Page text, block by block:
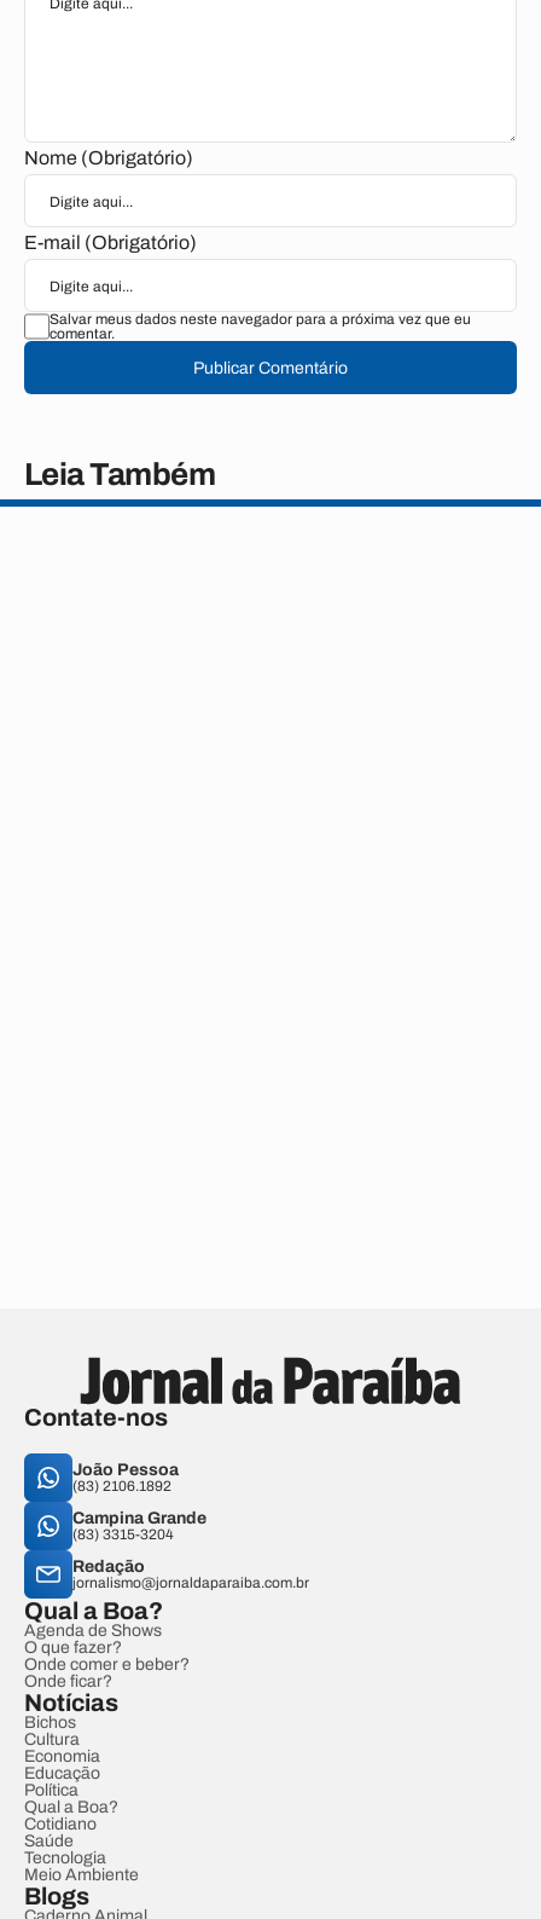
Nome (Obrigatório)
E-mail (Obrigatório)
Salvar meus dados neste navegador para a próxima vez que eu
comentar.
Publicar Comentário
Leia Também
Contate-nos
João Pessoa
(83) 2106.1892
Campina Grande
(83) 3315-3204
Redação
jornalismo@jornaldaparaiba.com.br
Qual a Boa?
Agenda de Shows
O que fazer?
Onde comer e beber?
Onde ficar?
Notícias
Bichos
Cultura
Economia
Educação
Política
Qual a Boa?
Cotidiano
Saúde
Tecnologia
Meio Ambiente
Blogs